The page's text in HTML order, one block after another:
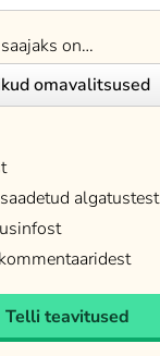
on…
algatustest
Telli teavitused